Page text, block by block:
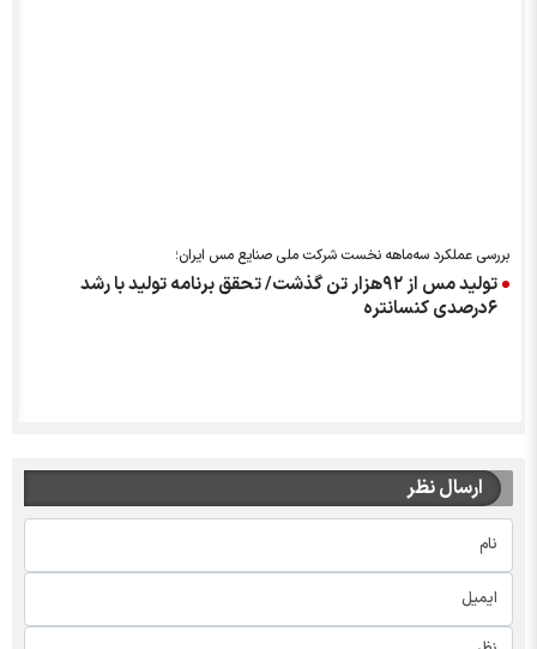
بررسی عملکرد سه‌ماهه نخست شرکت ملی صنایع مس ایران؛
تولید مس از ۹۲هزار تن گذشت/ تحقق برنامه تولید با رشد
۶درصدی کنسانتره
ارسال نظر